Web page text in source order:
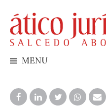
to
content
MENU